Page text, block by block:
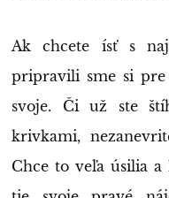
Ak chcete ísť s
pripravili sme si pre
svoje. Či už ste
krivkami,
Chce to veľa úsilia a